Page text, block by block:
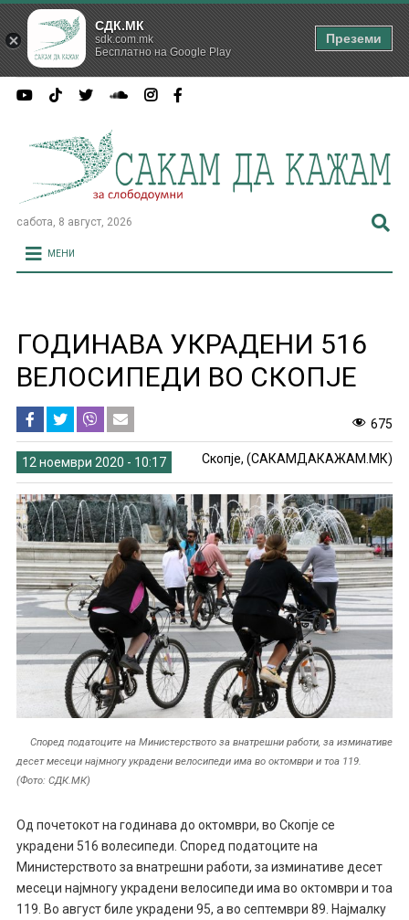
сабота, 8 август, 2026
МЕНИ
ГОДИНАВА УКРАДЕНИ 516
ВЕЛОСИПЕДИ ВО СКОПЈЕ
675
12 ноември 2020 - 10:17 Скопје, (САКАМДАКАЖАМ.МК)
Според податоците на Министерството за внатрешни работи, за изминативе
десет месеци најмногу украдени велосипеди има во октомври и тоа 119.
(Фото: СДК.МК)
Од почетокот на годинава до октомври, во Скопје се
украдени 516 волесипеди. Според податоците на
Министерството за внатрешни работи, за изминативе десет
месеци најмногу украдени велосипеди има во октомври и тоа
119. Во август биле украдени 95, а во септември 89. Најмалку
СДК.МК
sdk.com.mk
Бесплатно на Google Play
Преземи